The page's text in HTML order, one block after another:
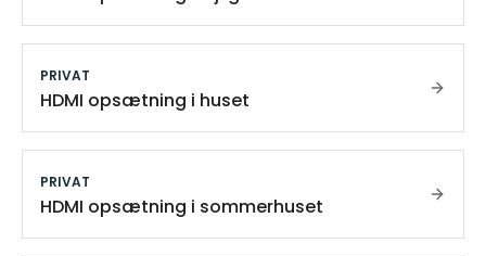
PRIVAT
HDMI opsætning i huset
PRIVAT
HDMI opsætning i sommerhuset